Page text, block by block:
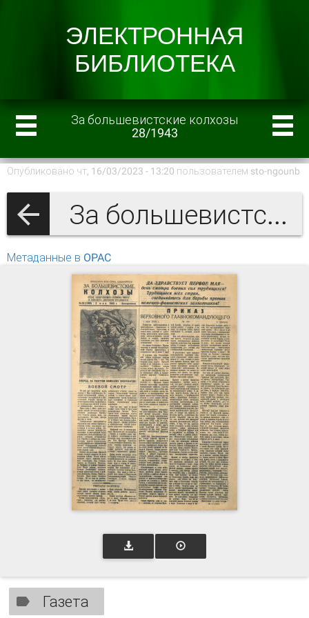
За большевистские колхозы
28/1943
Опубликовано чт, 16/03/2023 - 13:20 пользователем sto-ngounb
За большевистские колхозы 1943 г.
Метаданные в OPAC
Газета